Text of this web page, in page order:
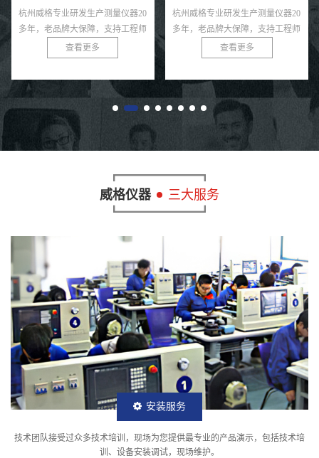
杭州威格专业研发生产测量仪器20
多年，老品牌大保障，支持工程师
查看更多
杭州威格专业研发生产测量仪器20
多年，老品牌大保障，支持工程师
查看更多
威格仪器 三大服务
安装服务
技术团队接受过众多技术培训，现场为您提供最专业的产品演示，包括技术培
训、设备安装调试，现场维护。